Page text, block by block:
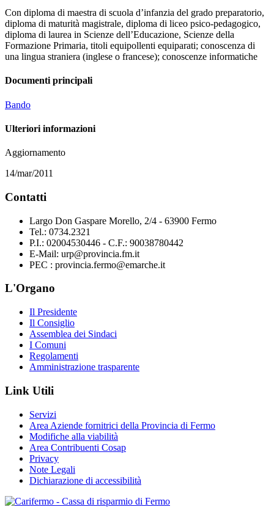
Con diploma di maestra di scuola d’infanzia del grado preparatorio,
diploma di maturità magistrale, diploma di liceo psico-pedagogico,
diploma di laurea in Scienze dell’Educazione, Scienze della
Formazione Primaria, titoli equipollenti equiparati; conoscenza di
una lingua straniera (inglese o francese); conoscenze informatiche
Documenti principali
Bando
Ulteriori informazioni
Aggiornamento
14/mar/2011
Contatti
Largo Don Gaspare Morello, 2/4 - 63900 Fermo
Tel.: 0734.2321
P.I.: 02004530446 - C.F.: 90038780442
E-Mail: urp@provincia.fm.it
PEC : provincia.fermo@emarche.it
L'Organo
Il Presidente
Il Consiglio
Assemblea dei Sindaci
I Comuni
Regolamenti
Amministrazione trasparente
Link Utili
Servizi
Area Aziende fornitrici della Provincia di Fermo
Modifiche alla viabilità
Area Contribuenti Cosap
Privacy
Note Legali
Dichiarazione di accessibilità